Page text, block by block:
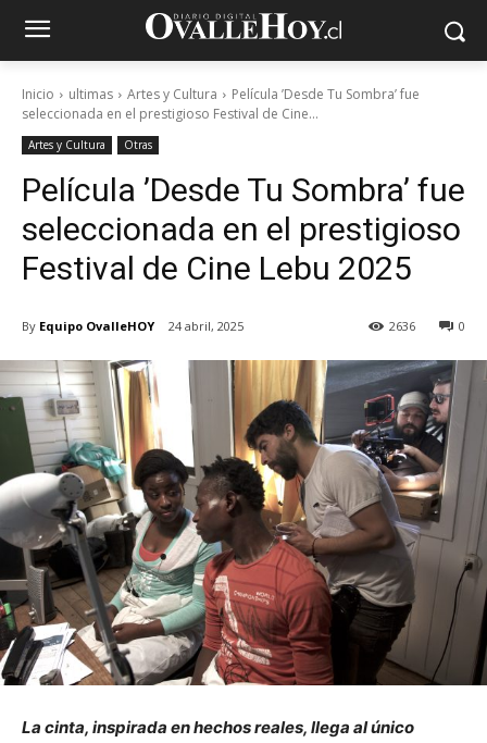
Inicio ultimas Artes y Cultura
Película ’Desde Tu Sombra’ fue
seleccionada en el prestigioso Festival de Cine...
Artes y Cultura Otras
Película ’Desde Tu Sombra’ fue
seleccionada en el prestigioso
Festival de Cine Lebu 2025
By Equipo OvalleHOY 24 abril, 2025 0
2636
La cinta, inspirada en hechos reales, llega al único